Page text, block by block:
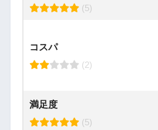
(5)
コスパ
(2)
満足度
(5)